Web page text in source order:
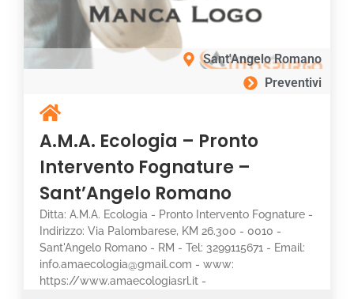
Sant'Angelo Romano
Preventivi
A.M.A. Ecologia – Pronto
Intervento Fognature –
Sant’Angelo Romano
Ditta: A.M.A. Ecologia - Pronto Intervento Fognature -
Indirizzo: Via Palombarese, KM 26.300 - 0010 -
Sant'Angelo Romano - RM - Tel: 3299115671 - Email:
info.amaecologia@gmail.com - www:
https://www.amaecologiasrl.it -